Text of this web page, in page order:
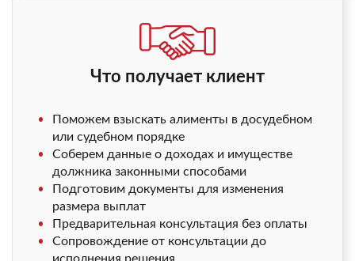
Что получает клиент
Поможем взыскать алименты в досудебном
или судебном порядке
Соберем данные о доходах и имуществе
должника законными способами
Подготовим документы для изменения
размера выплат
Предварительная консультация без оплаты
Сопровождение от консультации до